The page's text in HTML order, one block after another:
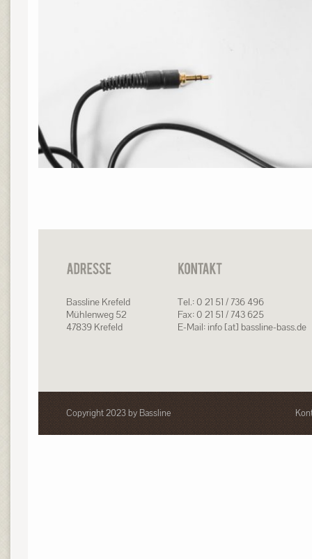
Bassline Krefeld
Mühlenweg 52
47839 Krefeld
Tel.: 0 21 51 / 736 496
Fax: 0 21 51 / 743 625
E-Mail: info [at] bassline-bass.de
Copyright 2023 by Bassline